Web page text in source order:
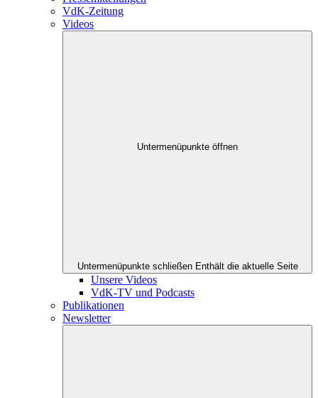
VdK-Zeitung
Videos
Untermenüpunkte öffnen
Untermenüpunkte schließen Enthält die aktuelle Seite
Unsere Videos
VdK-TV und Podcasts
Publikationen
Newsletter